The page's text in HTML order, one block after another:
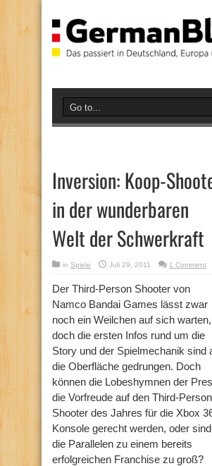
Inversion: Koop-
in der wunderbaren
Welt der Schwerkraft
in Spiele Juli 29, 2011 1 Comment
Der Third-Person Shooter von
Namco Bandai Games lässt zwar
noch ein Weilchen auf sich warten,
doch die ersten Infos rund um die
Story und der Spielmechanik sind
die Oberfläche gedrungen. Doch
können die Lobeshymnen der
die Vorfreude auf den Third-Person
Shooter des Jahres für die Xbox
Konsole gerecht werden, oder sind
die Parallelen zu einem bereits
erfolgreichen Franchise zu groß?